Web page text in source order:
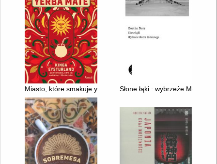
Miasto, które smakuje yerba mate : reportaż z Montevideo
Słone łąki : wybrzeże Morza